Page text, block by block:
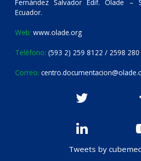
Fernández Salvador Edif. Olade –
Ecuador.
Web: www.olade.org
Teléfono: (593 2) 259 8122 / 2598 280
Correo:
Tweets by